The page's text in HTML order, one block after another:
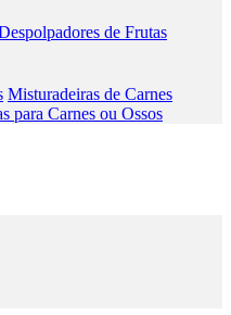
de Frutas
Misturadeiras de Carnes
para Carnes ou Ossos